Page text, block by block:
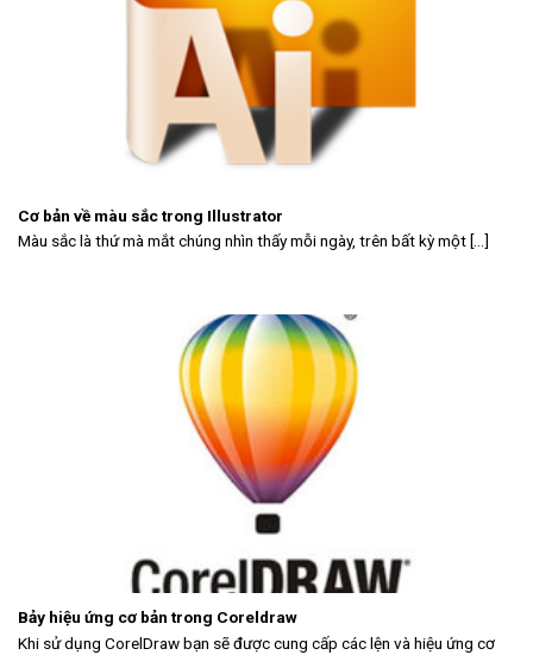
Cơ bản về màu sắc trong Illustrator
Màu sắc là thứ mà mắt chúng nhìn thấy mỗi ngày, trên bất kỳ một [...]
Bảy hiệu ứng cơ bản trong Coreldraw
Khi sử dụng CorelDraw bạn sẽ được cung cấp các lện và hiệu ứng cơ